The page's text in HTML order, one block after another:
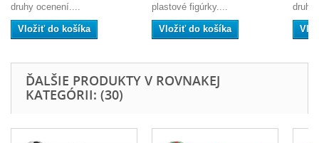
druhy ocenení....
Vložiť do košíka
plastové figúrky....
Vložiť do košíka
druhy
ĎALŠIE PRODUKTY V ROVNAKEJ
KATEGÓRII: (30)